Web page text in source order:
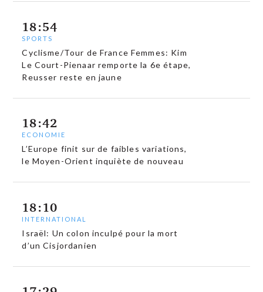
18:54
SPORTS
Cyclisme/Tour de France Femmes: Kim
Le Court-Pienaar remporte la 6e étape,
Reusser reste en jaune
18:42
ECONOMIE
L’Europe finit sur de faibles variations,
le Moyen-Orient inquiète de nouveau
18:10
INTERNATIONAL
Israël: Un colon inculpé pour la mort
d’un Cisjordanien